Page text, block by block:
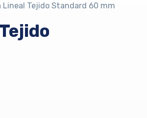
Lineal Tejido Standard 60 mm